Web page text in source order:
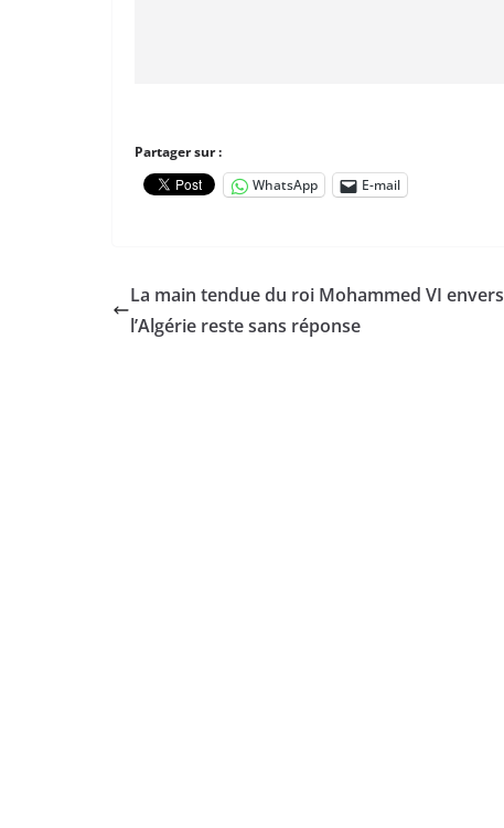
Partager sur :
WhatsApp
E-mail
La main tendue du roi Mohammed VI envers
l’Algérie reste sans réponse